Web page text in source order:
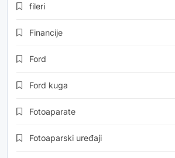
fileri
Financije
Ford
Ford kuga
Fotoaparate
Fotoaparski uređaji